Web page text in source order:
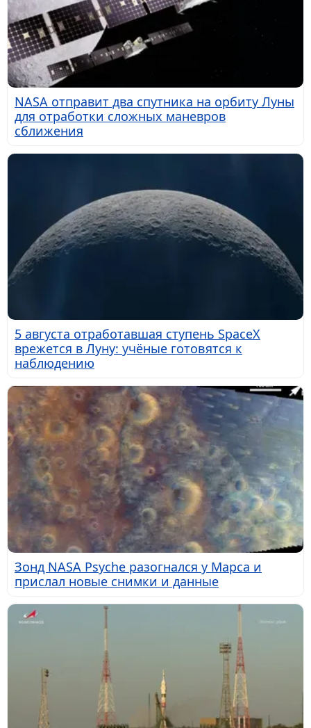
NASA отправит два спутника на орбиту Луны
для отработки сложных маневров
сближения
5 августа отработавшая ступень SpaceX
врежется в Луну: учёные готовятся к
наблюдению
Зонд NASA Psyche разогнался у Марса и
прислал новые снимки и данные